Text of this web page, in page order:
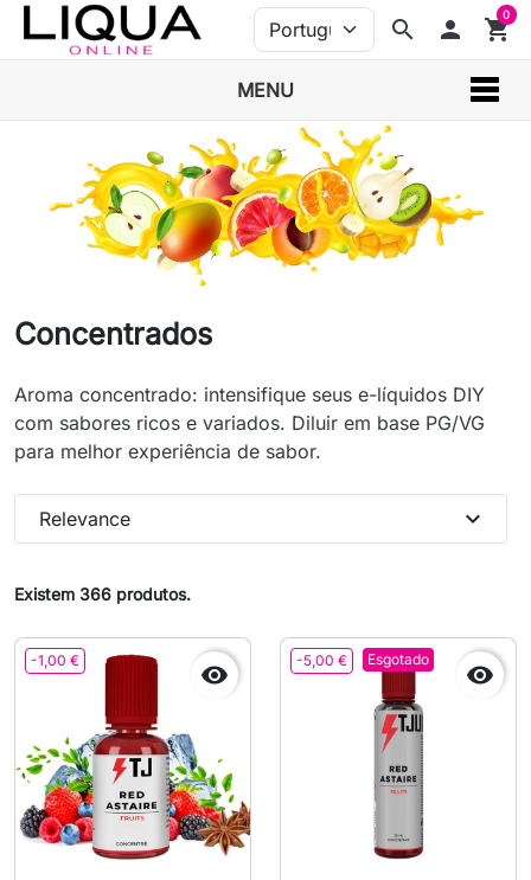
search person shopping_cart
0
MENU
Concentrados
Aroma concentrado: intensifique seus e-líquidos DIY
com sabores ricos e variados. Diluir em base PG/VG
para melhor experiência de sabor.
Existem 366 produtos.
Relevance expand_more
-1,00 €  -5,00 € Esgotado
